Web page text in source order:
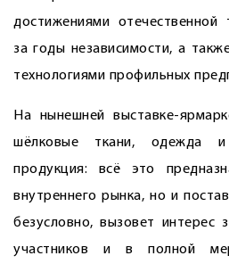
достижениями отечественной
за годы независимости, а
технологиями профильных
На нынешней выставке-
шёлковые ткани, одежда и
продукция: всё это
внутреннего рынка, но и
безусловно, вызовет интерес
участников и в полной